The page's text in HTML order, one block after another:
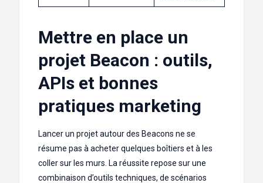
Mettre en place un
projet Beacon : outils,
APIs et bonnes
pratiques marketing
Lancer un projet autour des Beacons ne se
résume pas à acheter quelques boîtiers et à les
coller sur les murs. La réussite repose sur une
combinaison d’outils techniques, de scénarios